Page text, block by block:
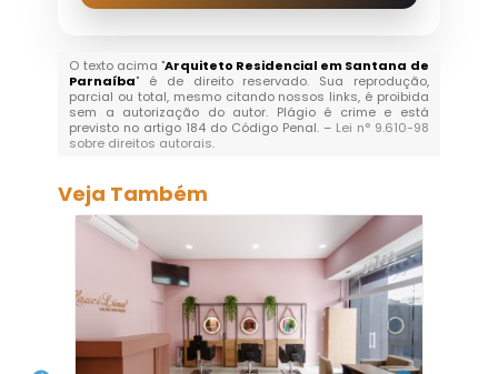
O texto acima "Arquiteto Residencial em Santana de
Parnaíba" é de direito reservado. Sua reprodução,
parcial ou total, mesmo citando nossos links, é proibida
sem a autorização do autor. Plágio é crime e está
previsto no artigo 184 do Código Penal. – Lei n° 9.610-98
sobre direitos autorais.
Veja Também